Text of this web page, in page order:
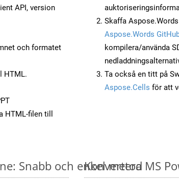
API, version
och formatet
HTML.
HTML-filen till
Skaffa
Aspose.Words
kompilera/använda
Ta också en titt på
Aspose.Cells för att
Snabb och enkel metod
Konvertera MS